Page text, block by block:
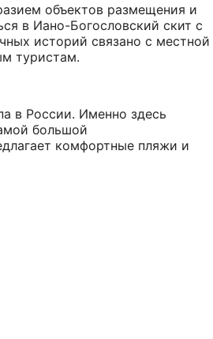
объектов размещения и
в Иано-Богословский скит с
историй связано с местной
туристам.
в России. Именно здесь
большой
комфортные пляжи и